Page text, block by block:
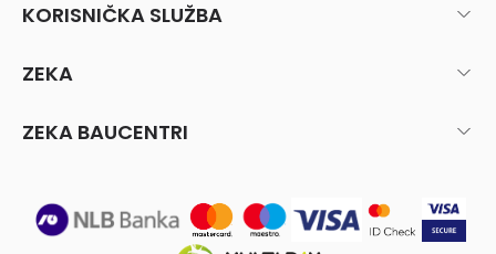
KORISNIČKA SLUŽBA
ZEKA
ZEKA BAUCENTRI